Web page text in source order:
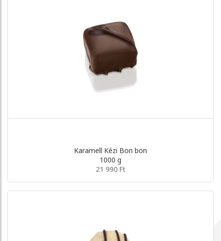
Karamell Kézi Bon bon
1000 g
21 990 Ft